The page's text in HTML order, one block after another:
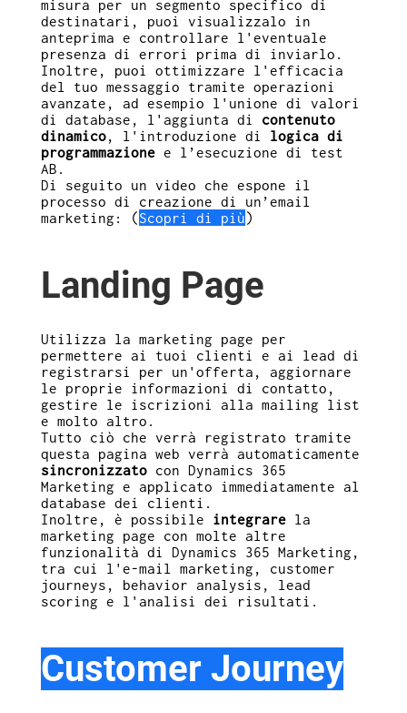
misura per un segmento specifico di
destinatari, puoi visualizzalo in
anteprima e controllare l'eventuale
presenza di errori prima di inviarlo.
Inoltre, puoi ottimizzare l'efficacia
del tuo messaggio tramite operazioni
avanzate, ad esempio l'unione di valori
di database, l'aggiunta di contenuto
dinamico, l'introduzione di logica di
programmazionee l’esecuzione di test
AB.
Di seguito un video che espone il
processo di creazione di un’email
marketing: (Scopri di più)
Landing Page
Utilizza la marketing page per
permettere ai tuoi clienti e ai lead di
registrarsi per un'offerta, aggiornare
le proprie informazioni di contatto,
gestire le iscrizioni alla mailing list
e molto altro.
Tutto ciò che verrà registrato tramite
questa pagina web verrà automaticamente
sincronizzatocon Dynamics 365
Marketing e applicato immediatamente al
database dei clienti.
Inoltre, è possibile integrarela
marketing page con molte altre
funzionalità di Dynamics 365 Marketing,
tra cui l'e-mail marketing, customer
journeys, behavior analysis, lead
scoring e l'analisi dei risultati.
Customer Journey